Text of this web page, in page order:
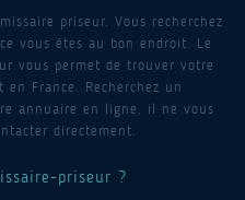
priseur. Vous recherchez
vous êtes au bon endroit. Le
vous permet de trouver votre
France. Recherchez un
annuaire en ligne, il ne vous
directement.
priseur ?